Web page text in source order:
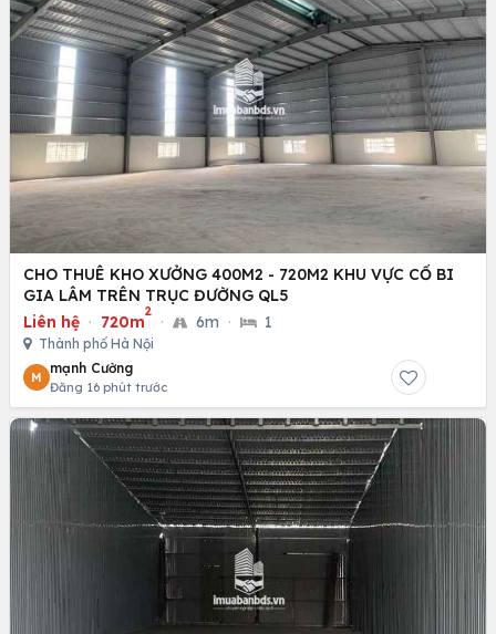
CHO THUÊ KHO XƯỞNG 400M2 - 720M2 KHU VỰC CỔ BI
GIA LÂM TRÊN TRỤC ĐƯỜNG QL5
Liên hệ · 720m
2
· 6m · 1
Thành phố Hà Nội
M
mạnh Cường
Đăng 16 phút trước